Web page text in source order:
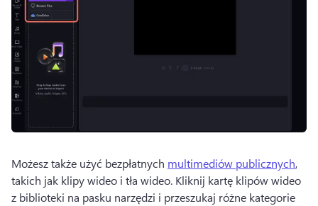
Możesz także użyć bezpłatnych multimediów publicznych,
takich jak klipy wideo i tła wideo. Kliknij kartę klipów wideo
z biblioteki na pasku narzędzi i przeszukaj różne kategorie